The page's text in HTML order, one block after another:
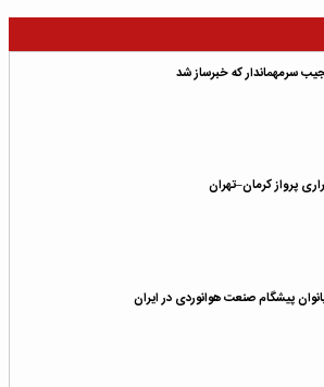
سرمهماندار که خبرساز شد
پرواز کرمان–تهران
پیشگام صنعت هوانوردی در ایران